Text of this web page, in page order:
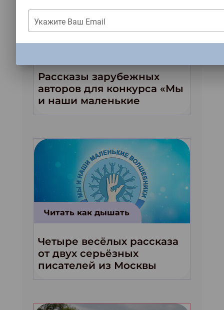
Рассказы зарубежных
авторов для конкурса «Мы
и наши маленькие
волшебники!»
Читать как дышать
Четыре весёлых рассказа
от двух серьёзных
писателей из Москвы
Укажите Ваш Email